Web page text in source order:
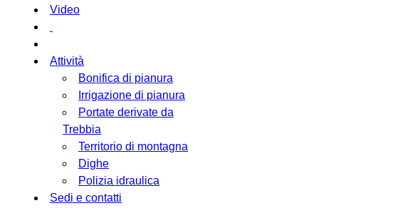
Video
Attività
Bonifica di pianura
Irrigazione di pianura
Portate derivate da
Trebbia
Territorio di montagna
Dighe
Polizia idraulica
Sedi e contatti